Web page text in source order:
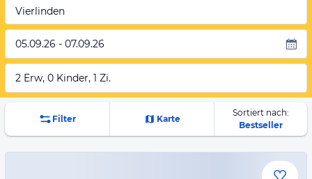
Vierlinden
05.09.26 - 07.09.26
2 Erw, 0 Kinder, 1 Zi.
Filter Karte
Sortiert nach:
Bestseller